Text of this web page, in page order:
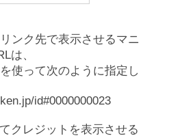
ンク先で表示させるマニ
は、
使って次のように指定し
id#0000000023
クレジットを表示させる